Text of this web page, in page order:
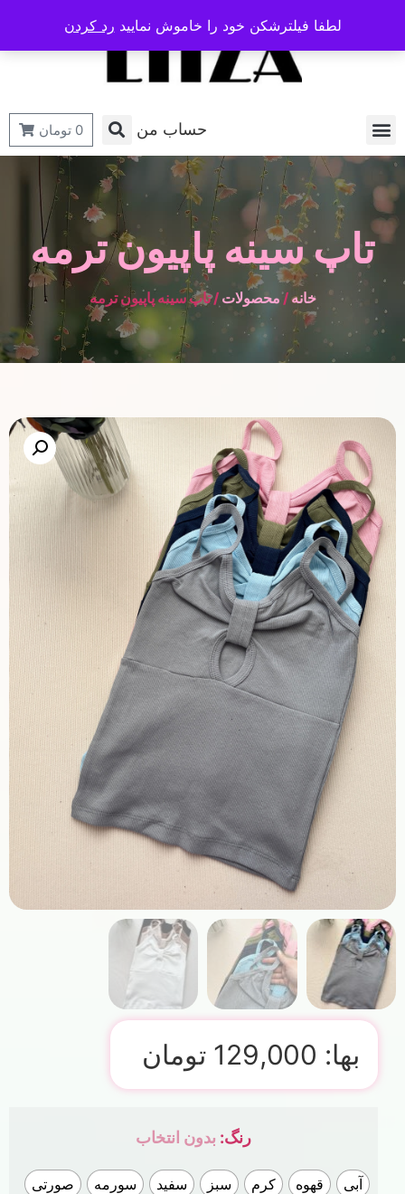
حساب من 0 تومان
تاپ سینه پاپیون ترمه
خانه/محصولات / تاپ سینه پاپیون ترمه
بها: 129,000 تومان
رنگ: بدون انتخاب
آبی قهوه کرم سبز سفید سورمه
صورتی
لطفا فیلترشکن خود را خاموش نمایید رد کردن